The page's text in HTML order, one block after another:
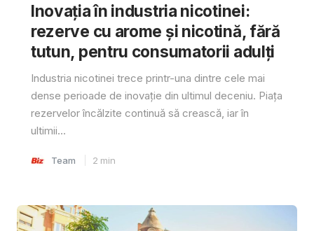
Inovația în industria nicotinei:
rezerve cu arome și nicotină, fără
tutun, pentru consumatorii adulți
Industria nicotinei trece printr-una dintre cele mai
dense perioade de inovație din ultimul deceniu. Piața
rezervelor încălzite continuă să crească, iar în
ultimii...
Team 2 min